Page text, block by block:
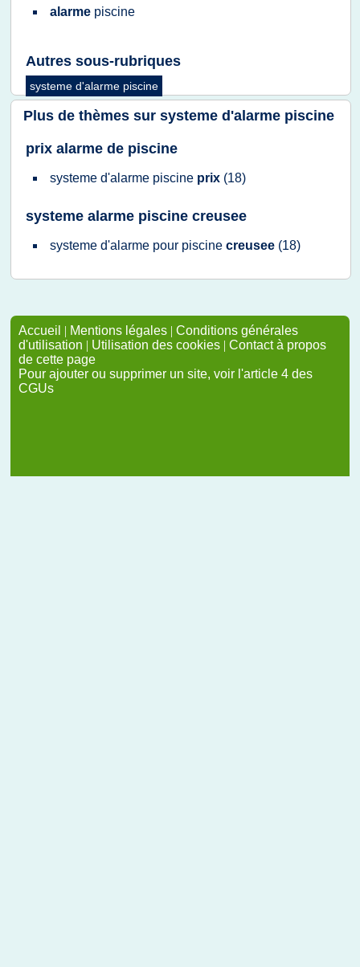
alarme piscine
Autres sous-rubriques
systeme d'alarme piscine
Plus de thèmes sur systeme d'alarme piscine
prix alarme de piscine
systeme d'alarme piscine prix (18)
systeme alarme piscine creusee
systeme d'alarme pour piscine creusee (18)
Accueil | Mentions légales | Conditions générales
d'utilisation | Utilisation des cookies | Contact à propos
de cette page
Pour ajouter ou supprimer un site, voir l'article 4 des
CGUs